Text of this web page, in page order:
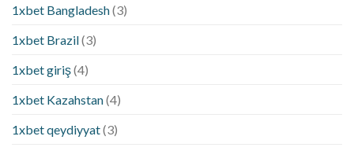
1xbet Bangladesh(3)
1xbet Brazil(3)
1xbet giriş(4)
1xbet Kazahstan(4)
1xbet qeydiyyat(3)